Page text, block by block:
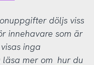
döljs viss
innehavare som är
inga
mer om hur du